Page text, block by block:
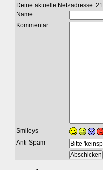
Deine aktuelle Netzadresse:
Name
Kommentar
Smileys
Anti-Spam